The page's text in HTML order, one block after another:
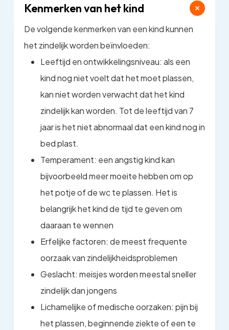
Kenmerken van het kind
De volgende kenmerken van een kind kunnen
het zindelijk worden beïnvloeden:
Leeftijd en ontwikkelingsniveau: als een
kind nog niet voelt dat het moet plassen,
kan niet worden verwacht dat het kind
zindelijk kan worden. Tot de leeftijd van 7
jaar is het niet abnormaal dat een kind nog in
bed plast.
Temperament: een angstig kind kan
bijvoorbeeld meer moeite hebben om op
het potje of de wc te plassen. Het is
belangrijk het kind de tijd te geven om
daaraan te wennen
Erfelijke factoren: de meest frequente
oorzaak van zindelijkheidsproblemen
Geslacht: meisjes worden meestal sneller
zindelijk dan jongens
Lichamelijke of medische oorzaken: pijn bij
het plassen, beginnende ziekte of een te